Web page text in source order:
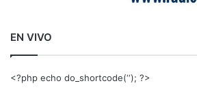
EN VIVO
<?php echo do_shortcode(‘‘); ?>